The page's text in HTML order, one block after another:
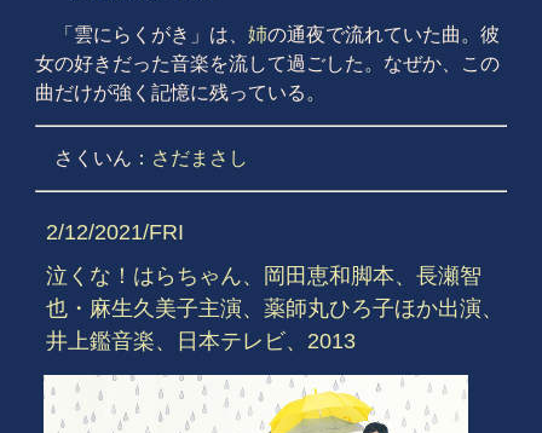
「雲にらくがき」は、 姉の通夜で流れていた曲。彼
女の好きだった音楽を流して過ごした。なぜか、この
曲だけが強く記憶に残っている。
さくいん： さだまさし
2/12/2021/FRI
泣くな！はらちゃん、岡田恵和脚本、長瀬智
也・麻生久美子主演、薬師丸ひろ子ほか出演、
井上鑑音楽、日本テレビ、2013